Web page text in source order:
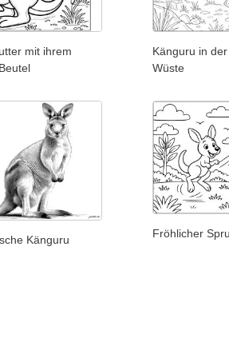
mit ihrem
Känguru in
Wüste
Känguru
Fröhlicher